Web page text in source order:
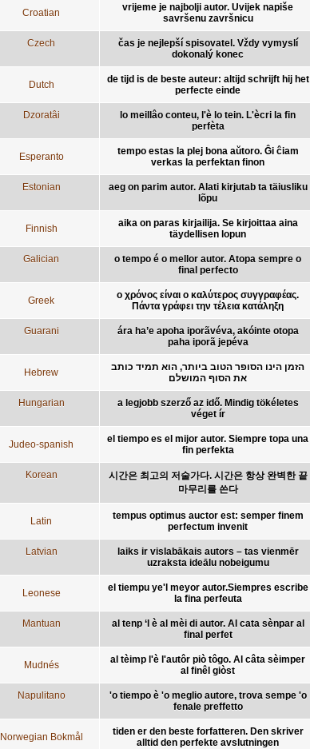
Croatian
vrijeme je najbolji autor. Uvijek napiše
savršenu završnicu
Czech
čas je nejlepší spisovatel. Vždy vymyslí
dokonalý konec
Dutch
de tijd is de beste auteur: altijd schrijft hij het
perfecte einde
Dzoratâi
lo meillâo conteu, l'è lo tein. L'ècri la fin
perfèta
Esperanto
tempo estas la plej bona aŭtoro. Ĝi ĉiam
verkas la perfektan finon
Estonian
aeg on parim autor. Alati kirjutab ta täiusliku
lõpu
Finnish
aika on paras kirjailija. Se kirjoittaa aina
täydellisen lopun
Galician
o tempo é o mellor autor. Atopa sempre o
final perfecto
Greek
ο χρόνος είναι ο καλύτερος συγγραφέας.
Πάντα γράφει την τέλεια κατάληξη
Guarani
ára ha’e apoha iporãvéva, akóinte otopa
paha iporã jepéva
Hebrew
הזמן הינו הסופר הטוב ביותר, הוא תמיד כותב
את הסוף המושלם
Hungarian
a legjobb szerző az idő. Mindig tökéletes
véget ír
Judeo-spanish
el tiempo es el mijor autor. Siempre topa una
fin perfekta
Korean
시간은 최고의 저술가다. 시간은 항상 완벽한 끝
마무리를 쓴다
Latin
tempus optimus auctor est: semper finem
perfectum invenit
Latvian
laiks ir vislabākais autors – tas vienmēr
uzraksta ideālu nobeigumu
Leonese
el tiempu ye'l meyor autor.Siempres escribe
la fina perfeuta
Mantuan
al tenp ‘l è al mèi di autor. Al cata sènpar al
final perfet
Mudnés
al tèimp l'è l'autôr piò tôgo. Al câta sèimper
al finêl giòst
Napulitano
'o tiempo è 'o meglio autore, trova sempe 'o
fenale preffetto
Norwegian Bokmål
tiden er den beste forfatteren. Den skriver
alltid den perfekte avslutningen